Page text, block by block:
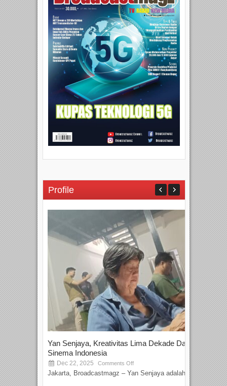
Profile
Yan Senjaya, Kreativitas Lima Dekade Dalam
Sinema Indonesia
Dec 22, 2025 Comments Off
Jakarta, Broadcastmagz – Yan Senjaya adalah...